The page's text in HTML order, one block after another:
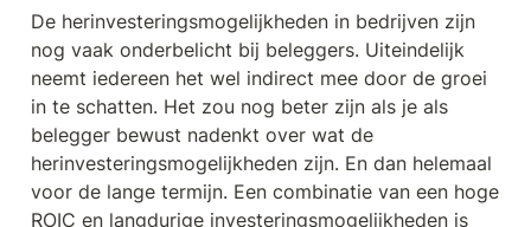
De herinvesteringsmogelijkheden in bedrijven zijn
nog vaak onderbelicht bij beleggers. Uiteindelijk
neemt iedereen het wel indirect mee door de groei
in te schatten. Het zou nog beter zijn als je als
belegger bewust nadenkt over wat de
herinvesteringsmogelijkheden zijn. En dan helemaal
voor de lange termijn. Een combinatie van een hoge
ROIC en langdurige investeringsmogelijkheden is